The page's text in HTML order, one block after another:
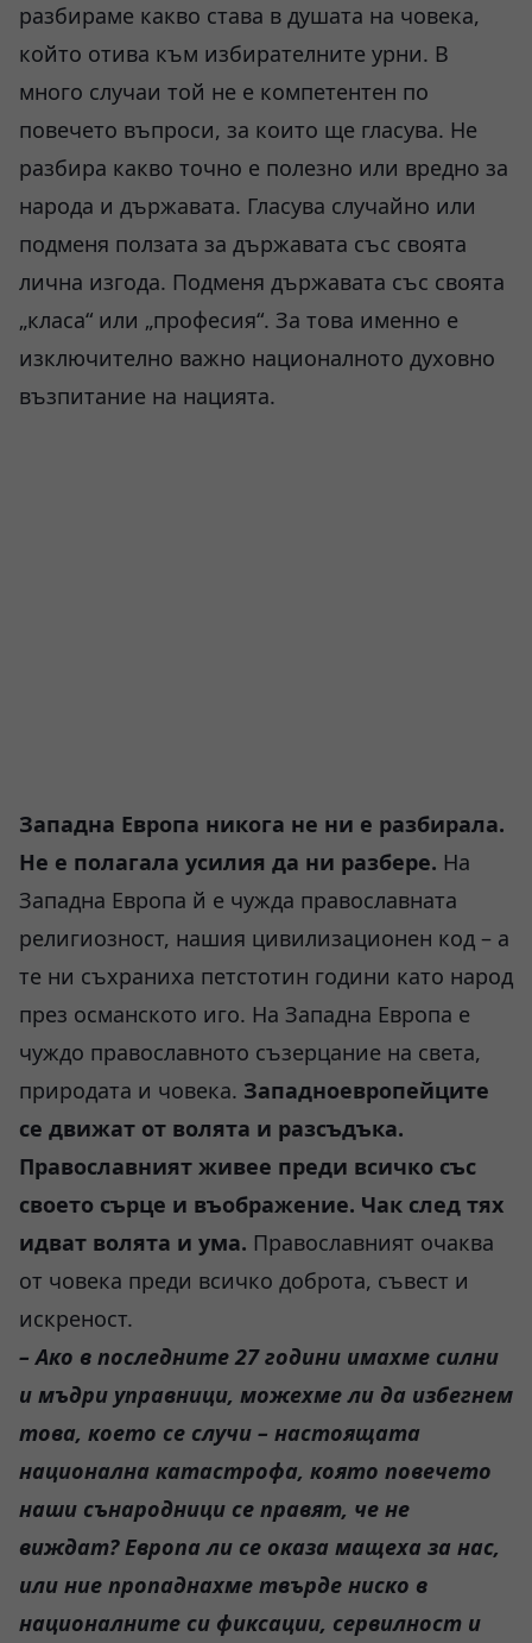
разбираме какво става в душата на човека,
който отива към избирателните урни. В
много случаи той не е компетентен по
повечето въпроси, за които ще гласува. Не
разбира какво точно е полезно или вредно за
народа и държавата. Гласува случайно или
подменя ползата за държавата със своята
лична изгода. Подменя държавата със своята
„класа“ или „професия“. За това именно е
изключително важно националното духовно
възпитание на нацията.
Западна Европа никога не ни е разбирала.
Не е полагала усилия да ни разбере. На
Западна Европа й е чужда православната
религиозност, нашия цивилизационен код – а
те ни съхраниха петстотин години като народ
през османското иго. На Западна Европа е
чуждо православното съзерцание на света,
природата и човека. Западноевропейците
се движат от волята и разсъдъка.
Православният живее преди всичко със
своето сърце и въображение. Чак след тях
идват волята и ума. Православният очаква
от човека преди всичко доброта, съвест и
искреност.
– Ако в последните 27 години имахме силни
и мъдри управници, можехме ли да избегнем
това, което се случи – настоящата
национална катастрофа, която повечето
наши сънародници се правят, че не
виждат? Европа ли се оказа мащеха за нас,
или ние пропаднахме твърде ниско в
националните си фиксации, сервилност и